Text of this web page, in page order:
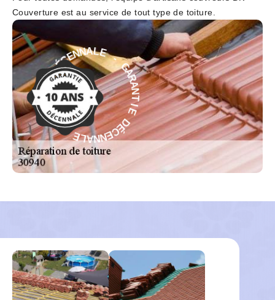
Couverture est au service de tout type de toiture.
G
A
R
A
N
T
I
E
D
É
C
E
N
NALE - GAR
A
N
T
I
E
D
É
C
E
N
N
A
L
E
-